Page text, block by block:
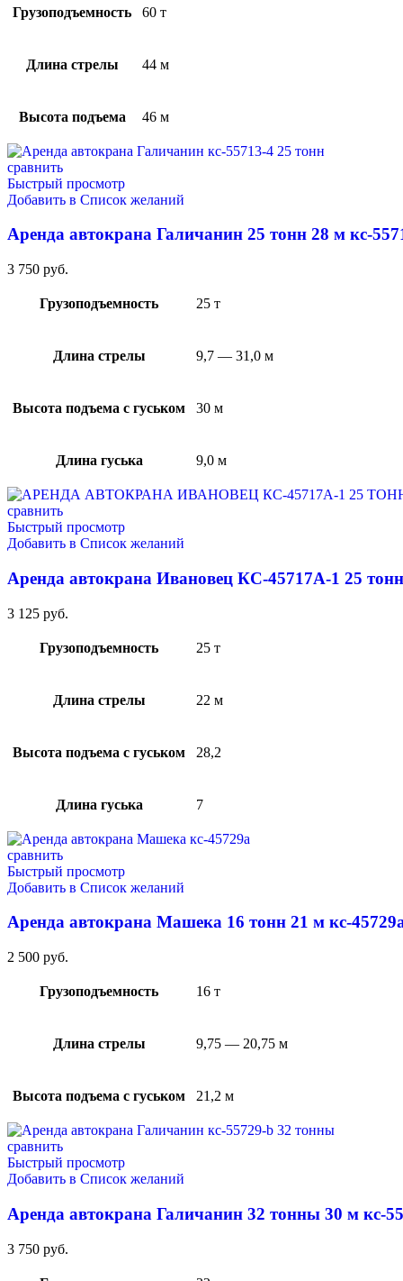
Грузоподъемность 60 т
Длина стрелы 44 м
Высота подъема 46 м
сравнить
Быстрый просмотр
Добавить в Список желаний
Аренда автокрана Галичанин 25 тонн 28 м кс-
3 750 руб.
Грузоподъемность 25 т
Длина стрелы 9,7 — 31,0 м
Высота подъема с гуськом 30 м
Длина гуська 9,0 м
сравнить
Быстрый просмотр
Добавить в Список желаний
Аренда автокрана Ивановец КС-45717А-1 25
3 125 руб.
Грузоподъемность 25 т
Длина стрелы 22 м
Высота подъема с гуськом 28,2
Длина гуська 7
сравнить
Быстрый просмотр
Добавить в Список желаний
Аренда автокрана Машека 16 тонн 21 м кс-
2 500 руб.
Грузоподъемность 16 т
Длина стрелы 9,75 — 20,75 м
Высота подъема с гуськом 21,2 м
сравнить
Быстрый просмотр
Добавить в Список желаний
Аренда автокрана Галичанин 32 тонны 30 м кс-
3 750 руб.